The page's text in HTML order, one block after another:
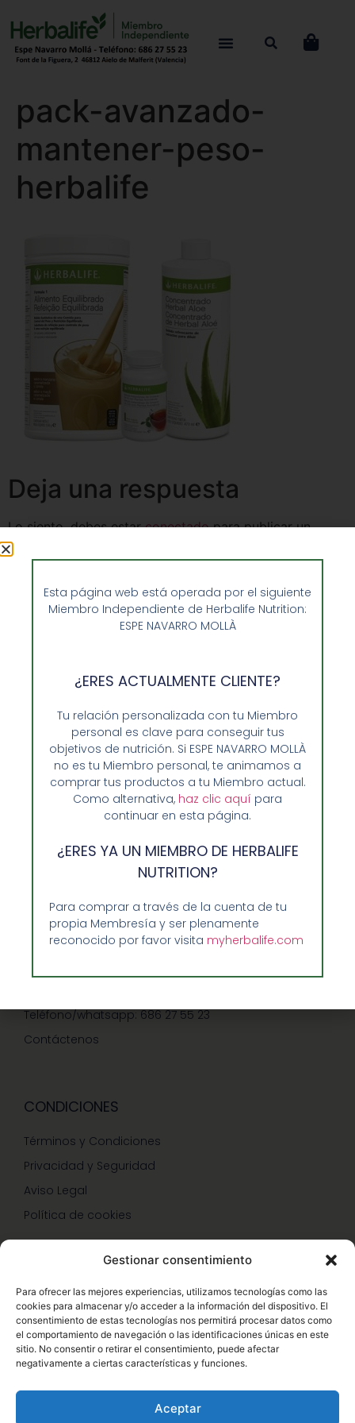
Gestionar consentimiento
Para ofrecer las mejores experiencias, utilizamos tecnologías como las
cookies para almacenar y/o acceder a la información del dispositivo. El
consentimiento de estas tecnologías nos permitirá procesar datos como
el comportamiento de navegación o las identificaciones únicas en este
sitio. No consentir o retirar el consentimiento, puede afectar
negativamente a ciertas características y funciones.
Aceptar
pack-avanzado-
mantener-peso-
herbalife
Deja una respuesta
Lo siento, debes estarconectadopara publicar un
comentario.
Opiniones de Clientes
Ventajas de Comprar en Enformaherbal.com
GUIA RAPIDA Y AYUDA
Teléfono/whatsapp: 686 27 55 23
Contáctenos
CONDICIONES
Términos y Condiciones
Privacidad y Seguridad
Aviso Legal
Política de cookies
Hazte Miembro Herbalife
Consulta Nutrición Gratis
Descuentos Vip Herbalife
Esta página web está operada por el siguiente
Miembro Independiente de Herbalife Nutrition:
ESPE NAVARRO MOLLÀ
¿ERES ACTUALMENTE CLIENTE?
Tu relación personalizada con tu Miembro
personal es clave para conseguir tus
objetivos de nutrición. Si ESPE NAVARRO MOLLÀ
no es tu Miembro personal, te animamos a
comprar tus productos a tu Miembro actual.
Como alternativa, haz clic aquí para
continuar en esta página.
¿ERES YA UN MIEMBRO DE HERBALIFE
NUTRITION?
Para comprar a través de la cuenta de tu
propia Membresía y ser plenamente
reconocido por favor visita myherbalife.com